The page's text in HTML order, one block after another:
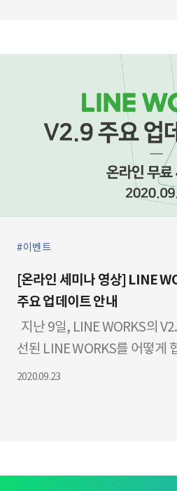
능이 포함된 상품으로, 네이
의”메일” 과 “드라이브”
용하고 싶은 회사/단체에 강력
→ Premium 상품은 업무용
주소록 + 무제한 용량 메일,
이벤트
[온라인 세미나 영상] LINE
주요 업데이트 안내
지난 9일, LINE WORKS의
선된 LINE WORKS를 어떻게
지, LINE WORKS Product
이 하루만에 조기 마감 되었
정도였습니다. 웨비나에 참여
2020.09.23